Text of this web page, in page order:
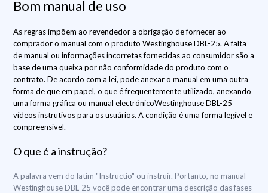
Bom manual de uso
As regras impõem ao revendedor a obrigação de fornecer ao
comprador o manual com o produto Westinghouse DBL-25. A falta
de manual ou informações incorretas fornecidas ao consumidor são a
base de uma queixa por não conformidade do produto com o
contrato. De acordo com a lei, pode anexar o manual em uma outra
forma de que em papel, o que é frequentemente utilizado, anexando
uma forma gráfica ou manual electrónicoWestinghouse DBL-25
vídeos instrutivos para os usuários. A condição é uma forma legível e
compreensível.
O que é a instrução?
A palavra vem do latim "Instructio" ou instruir. Portanto, no manual
Westinghouse DBL-25 você pode encontrar uma descrição das fases